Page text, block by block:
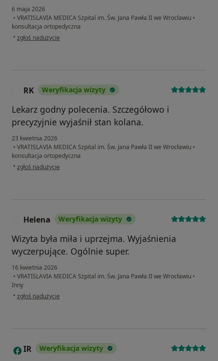
6 maja 2026
• VRATISLAVIA MEDICA Szpital im. Św. Jana Pawła II we Wrocławiu •
konsultacja ortopedyczna
• w opinii użytkownika Anna Pałka
zgłoś nadużycie
RK Weryfikacja wizyty
Lekarz godny polecenia. Szczegółowo i
precyzyjnie wyjaśnił stan kolana.
23 kwietnia 2026
• VRATISLAVIA MEDICA Szpital im. Św. Jana Pawła II we Wrocławiu •
konsultacja ortopedyczna
• w opinii użytkownika RK
zgłoś nadużycie
Helena Weryfikacja wizyty
Wizyta była miła i uprzejma. Wyjaśnienia
wyczerpujące. Ogólnie super.
16 kwietnia 2026
• VRATISLAVIA MEDICA Szpital im. Św. Jana Pawła II we Wrocławiu •
Inny
• w opinii użytkownika Helena
zgłoś nadużycie
I IR Weryfikacja wizyty